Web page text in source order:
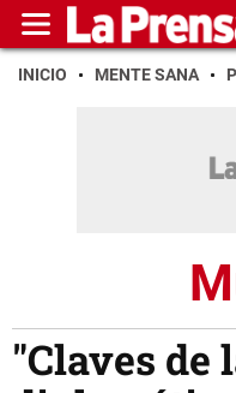
INICIO MENTE SANA
"Claves de